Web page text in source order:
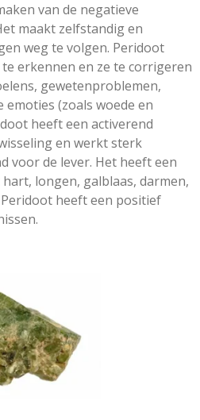
van de negatieve
maakt zelfstandig en
weg te volgen. Peridoot
erkennen en ze te corrigeren
gewetenproblemen,
(zoals woede en
heeft een activerend
en werkt sterk
voor de lever. Het heeft een
longen, galblaas, darmen,
heeft een positief